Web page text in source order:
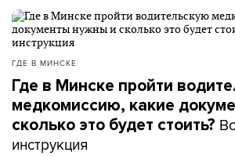
ГДЕ В МИНСКЕ
Где в Минске пройти
медкомиссию, какие
сколько это будет стоить?
инструкция